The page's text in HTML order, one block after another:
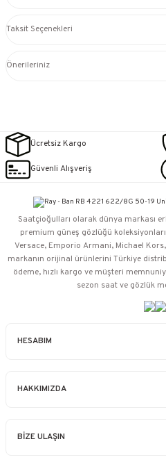
Taksit Seçenekleri
Önerileriniz
Ücretsiz Kargo
Güvenli Alışveriş
HESABIM
HAKKIMIZDA
BİZE ULAŞIN
Saatçioğulları⁠ olarak dünya markası
premium güneş gözlüğü
Versace, Emporio Armani, Michael
markanın orijinal ürünlerini Türkiye
ödeme, hızlı kargo ve müşteri
sezon saat ve gözlük